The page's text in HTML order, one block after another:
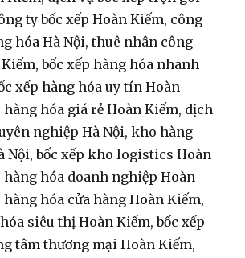
ty bốc xếp Hoàn Kiếm, công
hóa Hà Nội, thuê nhân công
bốc xếp hàng hóa nhanh
xếp hàng hóa uy tín Hoàn
hàng hóa giá rẻ Hoàn Kiếm, dịch
nghiệp Hà Nội, kho hàng
Nội, bốc xếp kho logistics Hoàn
hàng hóa doanh nghiệp Hoàn
hàng hóa cửa hàng Hoàn Kiếm,
siêu thị Hoàn Kiếm, bốc xếp
tâm thương mại Hoàn Kiếm,